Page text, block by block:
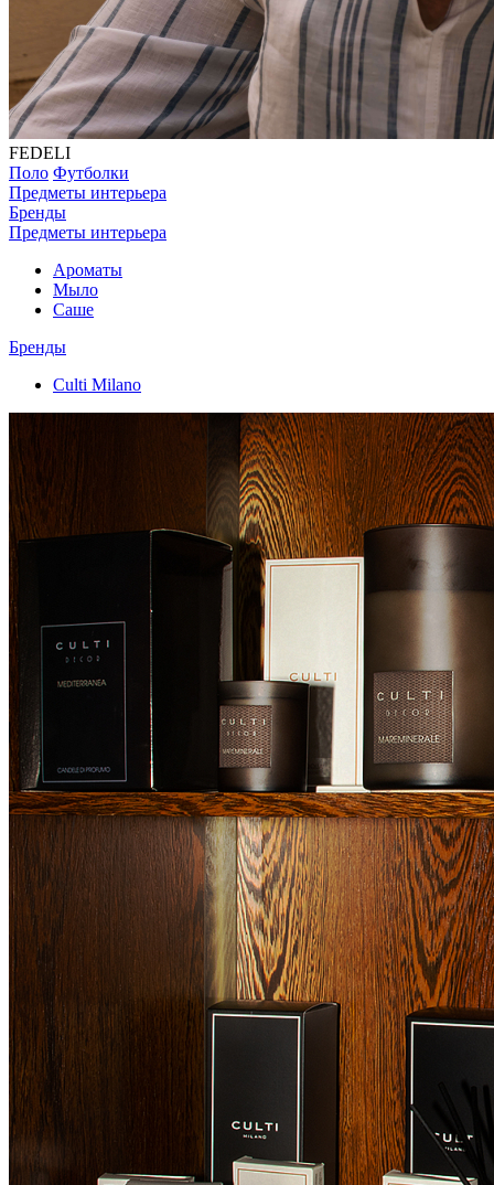
FEDELI
Поло Футболки
Предметы интерьера
Бренды
Предметы интерьера
Ароматы
Мыло
Саше
Бренды
Culti Milano